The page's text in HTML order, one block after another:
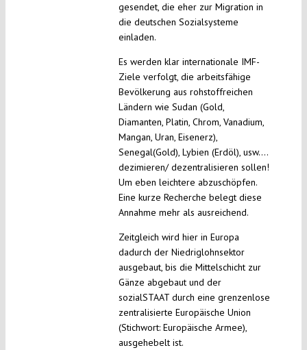
gesendet, die eher zur Migration in
die deutschen Sozialsysteme
einladen.
Es werden klar internationale IMF-
Ziele verfolgt, die arbeitsfähige
Bevölkerung aus rohstoffreichen
Ländern wie Sudan (Gold,
Diamanten, Platin, Chrom, Vanadium,
Mangan, Uran, Eisenerz),
Senegal(Gold), Lybien (Erdöl), usw….
dezimieren/ dezentralisieren sollen!
Um eben leichtere abzuschöpfen.
Eine kurze Recherche belegt diese
Annahme mehr als ausreichend.
Zeitgleich wird hier in Europa
dadurch der Niedriglohnsektor
ausgebaut, bis die Mittelschicht zur
Gänze abgebaut und der
sozialSTAAT durch eine grenzenlose
zentralisierte Europäische Union
(Stichwort: Europäische Armee),
ausgehebelt ist.